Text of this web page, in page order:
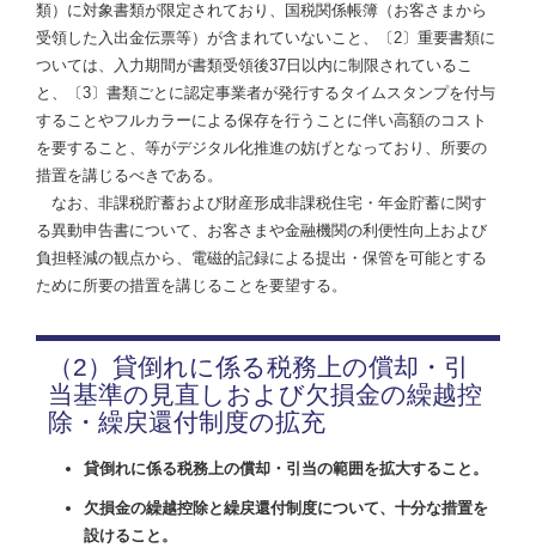
類）に対象書類が限定されており、国税関係帳簿（お客さまから
受領した入出金伝票等）が含まれていないこと、〔2〕重要書類に
ついては、入力期間が書類受領後37日以内に制限されているこ
と、〔3〕書類ごとに認定事業者が発行するタイムスタンプを付与
することやフルカラーによる保存を行うことに伴い高額のコスト
を要すること、等がデジタル化推進の妨げとなっており、所要の
措置を講じるべきである。
なお、非課税貯蓄および財産形成非課税住宅・年金貯蓄に関す
る異動申告書について、お客さまや金融機関の利便性向上および
負担軽減の観点から、電磁的記録による提出・保管を可能とする
ために所要の措置を講じることを要望する。
（2）貸倒れに係る税務上の償却・引
当基準の見直しおよび欠損金の繰越控
除・繰戻還付制度の拡充
貸倒れに係る税務上の償却・引当の範囲を拡大すること。
欠損金の繰越控除と繰戻還付制度について、十分な措置を
設けること。